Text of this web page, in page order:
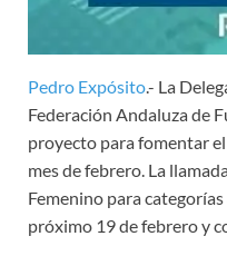
Pedro Expósito.- La
Federación Andaluza de
proyecto para fomentar
mes de febrero. La
Femenino para
próximo 19 de febrero y